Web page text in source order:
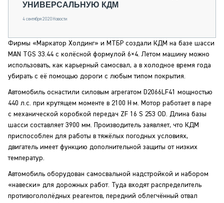
УНИВЕРСАЛЬНУЮ КДМ
4 сентября 2020 Новости
Фирмы «Маркатор Холдинг» и МТБР создали КДМ на базе шасси
MAN TGS 33.44 с колёсной формулой 6×4. Летом машину можно
использовать, как карьерный самосвал, а в холодное время года
убирать с её помощью дороги с любым типом покрытия.
Автомобиль оснастили силовым агрегатом D2066LF41 мощностью
440 л.с. при крутящем моменте в 2100 Н·м. Мотор работает в паре
с механической коробкой передач ZF 16 S 253 OD. Длина базы
шасси составляет 3900 мм. Производитель заявляет, что КДМ
приспособлен для работы в тяжёлых погодных условиях,
двигатель имеет функцию дополнительной защиты от низких
температур.
Автомобиль оборудован самосвальной надстройкой и набором
«навески» для дорожных работ. Туда входят распределитель
противогололёдных реагентов, передний облегчённый отвал